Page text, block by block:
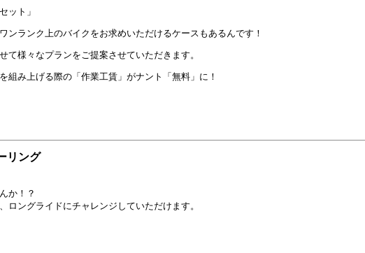
ット」
ランク上のバイクをお求めいただけるケースもあるんです！
様々なプランをご提案させていただきます。
組み上げる際の「作業工賃」がナント「無料」に！
リング
か！？
ロングライドにチャレンジしていただけます。